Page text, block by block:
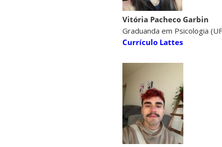
Vitória Pacheco Garbin
Graduanda em Psicologia
Currículo Lattes